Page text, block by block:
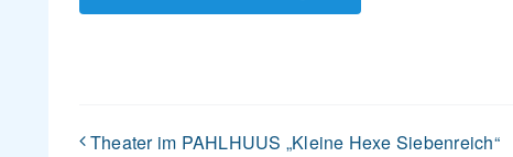
Theater im PAHLHUUS „Kleine Hexe Siebenreich“